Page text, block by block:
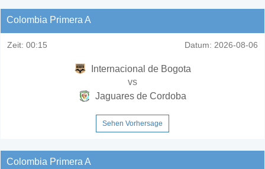
Colombia Primera A
Zeit: 00:15 Datum: 2026-08-06
Internacional de Bogota
vs
Jaguares de Cordoba
Sehen Vorhersage
Colombia Primera A